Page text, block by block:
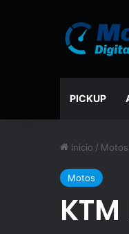
PICKUP
Inicio / Motos
Motos